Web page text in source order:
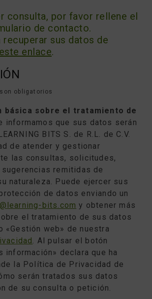
consulta, por favor rellene el
de contacto.
recuperar sus datos de
enlace.
obligatorios
básica sobre el tratamiento de
informamos que sus datos serán
BITS S. de R.L. de C.V.
de atender y gestionar
las consultas, solicitudes,
remitidas de
naturaleza. Puede ejercer sus
de datos enviando un
bits.com y obtener más
el tratamiento de sus datos
«Gestión web» de nuestra
. Al pulsar el botón
información» declara que ha
la Política de Privacidad de
serán tratados sus datos
de su consulta o petición.